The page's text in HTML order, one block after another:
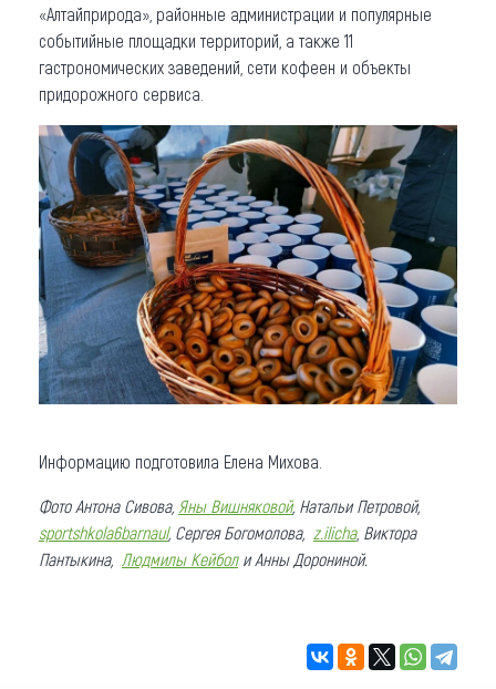
«Алтайприрода», районные администрации и популярные
событийные площадки территорий, а также 11
гастрономических заведений, сети кофеен и объекты
придорожного сервиса.
Информацию подготовила Елена Михова.
Фото Антона Сивова, Яны Вишняковой, Натальи Петровой,
sportshkola6barnaul, Сергея Богомолова, z.ilicha, Виктора
Пантыкина, Людмилы Кейбол и Анны Дорониной.